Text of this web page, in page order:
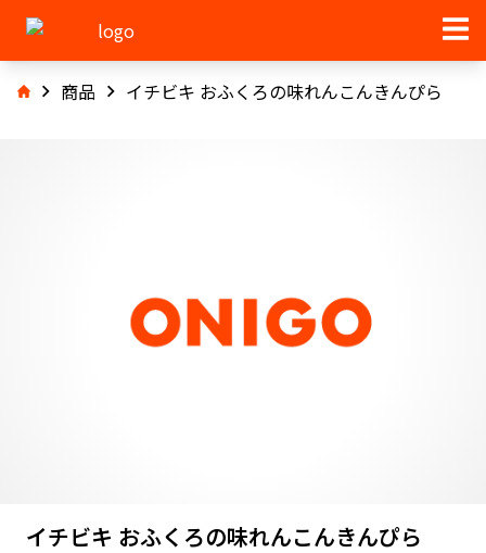
商品 イチビキ おふくろの味れんこんきんぴら
イチビキ おふくろの味れんこんきんぴら